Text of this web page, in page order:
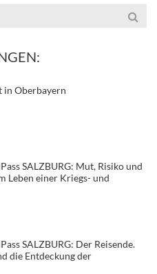
in Oberbayern
SALZBURG: Mut, Risiko und
Leben einer Kriegs- und
SALZBURG: Der Reisende.
die Entdeckung der